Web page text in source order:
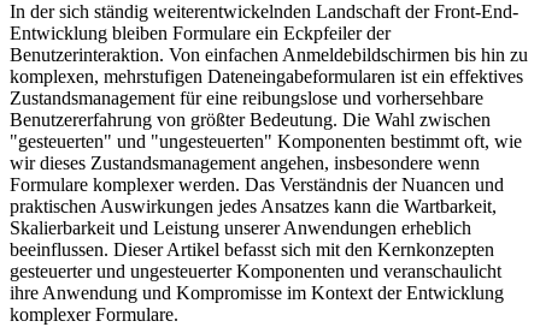
In der sich ständig weiterentwickelnden Landschaft der Front-End-
Entwicklung bleiben Formulare ein Eckpfeiler der
Benutzerinteraktion. Von einfachen Anmeldebildschirmen bis hin zu
komplexen, mehrstufigen Dateneingabeformularen ist ein effektives
Zustandsmanagement für eine reibungslose und vorhersehbare
Benutzererfahrung von größter Bedeutung. Die Wahl zwischen
"gesteuerten" und "ungesteuerten" Komponenten bestimmt oft, wie
wir dieses Zustandsmanagement angehen, insbesondere wenn
Formulare komplexer werden. Das Verständnis der Nuancen und
praktischen Auswirkungen jedes Ansatzes kann die Wartbarkeit,
Skalierbarkeit und Leistung unserer Anwendungen erheblich
beeinflussen. Dieser Artikel befasst sich mit den Kernkonzepten
gesteuerter und ungesteuerter Komponenten und veranschaulicht
ihre Anwendung und Kompromisse im Kontext der Entwicklung
komplexer Formulare.